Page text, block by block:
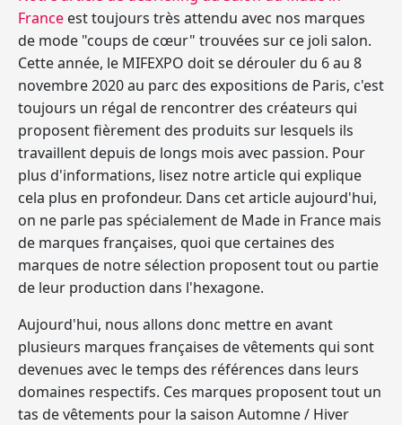
France est toujours très attendu avec nos marques
de mode "coups de cœur" trouvées sur ce joli salon.
Cette année, le MIFEXPO doit se dérouler du 6 au 8
novembre 2020 au parc des expositions de Paris, c'est
toujours un régal de rencontrer des créateurs qui
proposent fièrement des produits sur lesquels ils
travaillent depuis de longs mois avec passion. Pour
plus d'informations, lisez notre article qui explique
cela plus en profondeur. Dans cet article aujourd'hui,
on ne parle pas spécialement de Made in France mais
de marques françaises, quoi que certaines des
marques de notre sélection proposent tout ou partie
de leur production dans l'hexagone.
Aujourd'hui, nous allons donc mettre en avant
plusieurs marques françaises de vêtements qui sont
devenues avec le temps des références dans leurs
domaines respectifs. Ces marques proposent tout un
tas de vêtements pour la saison Automne / Hiver